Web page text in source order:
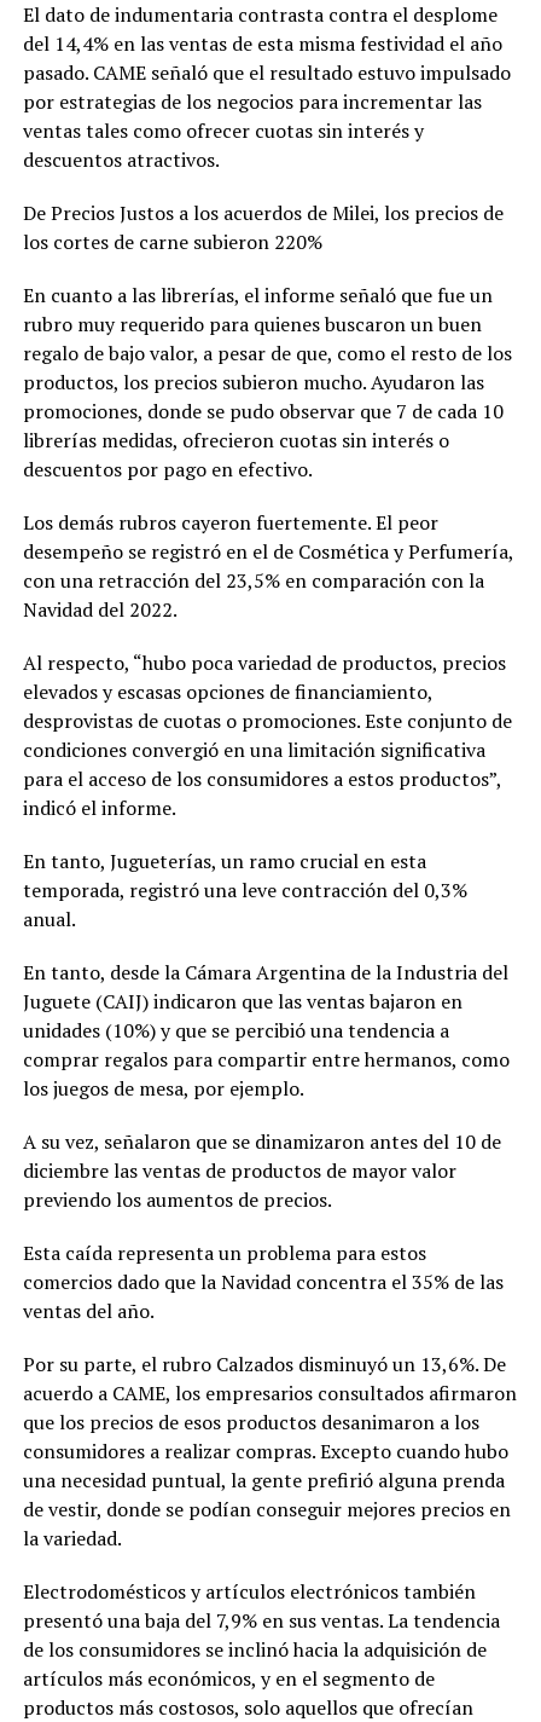
El dato de indumentaria contrasta contra el desplome
del 14,4% en las ventas de esta misma festividad el año
pasado. CAME señaló que el resultado estuvo impulsado
por estrategias de los negocios para incrementar las
ventas tales como ofrecer cuotas sin interés y
descuentos atractivos.
De Precios Justos a los acuerdos de Milei, los precios de
los cortes de carne subieron 220%
En cuanto a las librerías, el informe señaló que fue un
rubro muy requerido para quienes buscaron un buen
regalo de bajo valor, a pesar de que, como el resto de los
productos, los precios subieron mucho. Ayudaron las
promociones, donde se pudo observar que 7 de cada 10
librerías medidas, ofrecieron cuotas sin interés o
descuentos por pago en efectivo.
Los demás rubros cayeron fuertemente. El peor
desempeño se registró en el de Cosmética y Perfumería,
con una retracción del 23,5% en comparación con la
Navidad del 2022.
Al respecto, “hubo poca variedad de productos, precios
elevados y escasas opciones de financiamiento,
desprovistas de cuotas o promociones. Este conjunto de
condiciones convergió en una limitación significativa
para el acceso de los consumidores a estos productos”,
indicó el informe.
En tanto, Jugueterías, un ramo crucial en esta
temporada, registró una leve contracción del 0,3%
anual.
En tanto, desde la Cámara Argentina de la Industria del
Juguete (CAIJ) indicaron que las ventas bajaron en
unidades (10%) y que se percibió una tendencia a
comprar regalos para compartir entre hermanos, como
los juegos de mesa, por ejemplo.
A su vez, señalaron que se dinamizaron antes del 10 de
diciembre las ventas de productos de mayor valor
previendo los aumentos de precios.
Esta caída representa un problema para estos
comercios dado que la Navidad concentra el 35% de las
ventas del año.
Por su parte, el rubro Calzados disminuyó un 13,6%. De
acuerdo a CAME, los empresarios consultados afirmaron
que los precios de esos productos desanimaron a los
consumidores a realizar compras. Excepto cuando hubo
una necesidad puntual, la gente prefirió alguna prenda
de vestir, donde se podían conseguir mejores precios en
la variedad.
Electrodomésticos y artículos electrónicos también
presentó una baja del 7,9% en sus ventas. La tendencia
de los consumidores se inclinó hacia la adquisición de
artículos más económicos, y en el segmento de
productos más costosos, solo aquellos que ofrecían